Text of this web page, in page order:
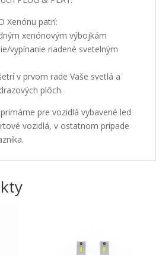
Xenónu patrí:
xenónovým výbojkám
vypínanie riadené svetelným
v prvom rade Vaše svetlá a
plôch.
pre vozidlá vybavené led
vozidlá, v ostatnom prípade